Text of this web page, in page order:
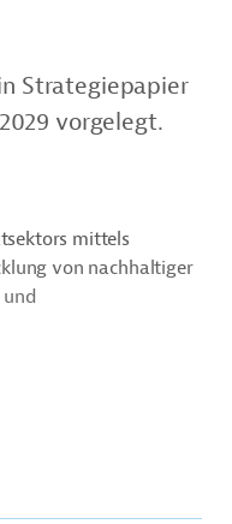
Strategiepapier
vorgelegt.
mittels
von nachhaltiger